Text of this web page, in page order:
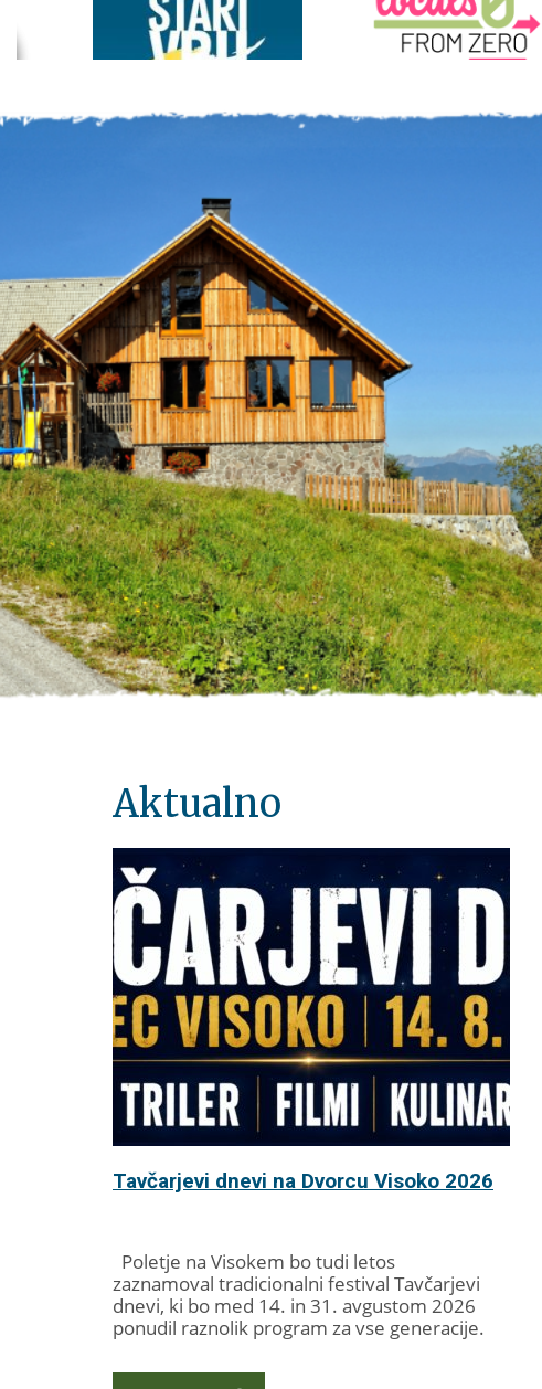
Aktualno
Tavčarjevi dnevi na Dvorcu Visoko 2026
Poletje na Visokem bo tudi letos
zaznamoval tradicionalni festival Tavčarjevi
dnevi, ki bo med 14. in 31. avgustom 2026
ponudil raznolik program za vse generacije.